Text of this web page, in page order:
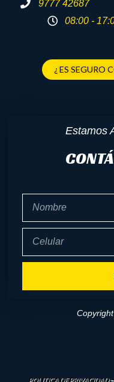
9777 42687
08:00 -
¿ ES SEGURO
Estamos
POLITICA DE PRIVACIDAD–